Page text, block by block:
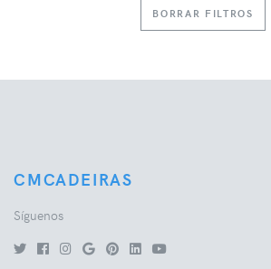
BORRAR FILTROS
CMCADEIRAS
Síguenos